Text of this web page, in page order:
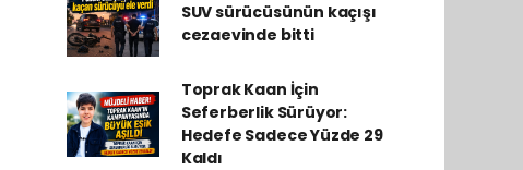
SUV sürücüsünün kaçışı
cezaevinde bitti
Toprak Kaan İçin
Seferberlik Sürüyor:
Hedefe Sadece Yüzde 29
Kaldı